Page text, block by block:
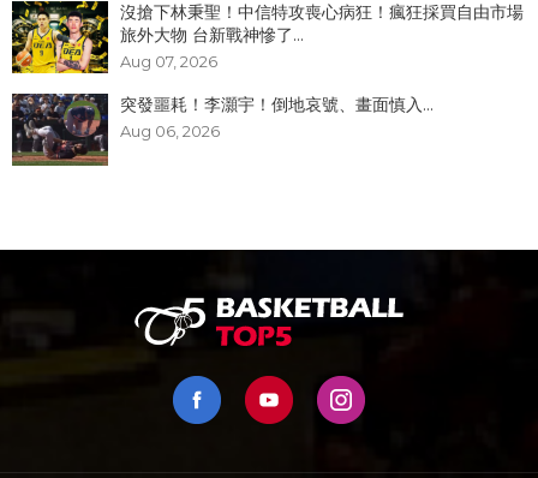
沒搶下林秉聖！中信特攻喪心病狂！瘋狂採買自由市場
旅外大物 台新戰神慘了...
Aug 07, 2026
突發噩耗！李灝宇！倒地哀號、畫面慎入...
Aug 06, 2026